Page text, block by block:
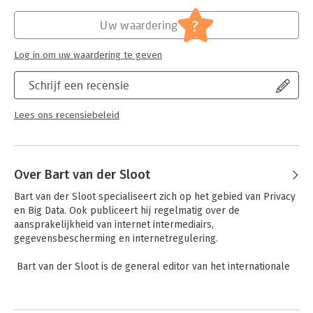
Hoofdrubriek:
Jongbloed:
Privacy(recht) incl. datalekken
Schrijf een recensie
Lees ons recensiebeleid
Uw waardering ?
Log in om uw waardering te geven
Over Bart van der Sloot
Bart van der Sloot specialiseert zich op het gebied van Privacy
en Big Data. Ook publiceert hij regelmatig over de
aansprakelijkheid van internet intermediairs,
gegevensbescherming en internetregulering.
Cases en de wetschappelijk directeur van het Privacy &